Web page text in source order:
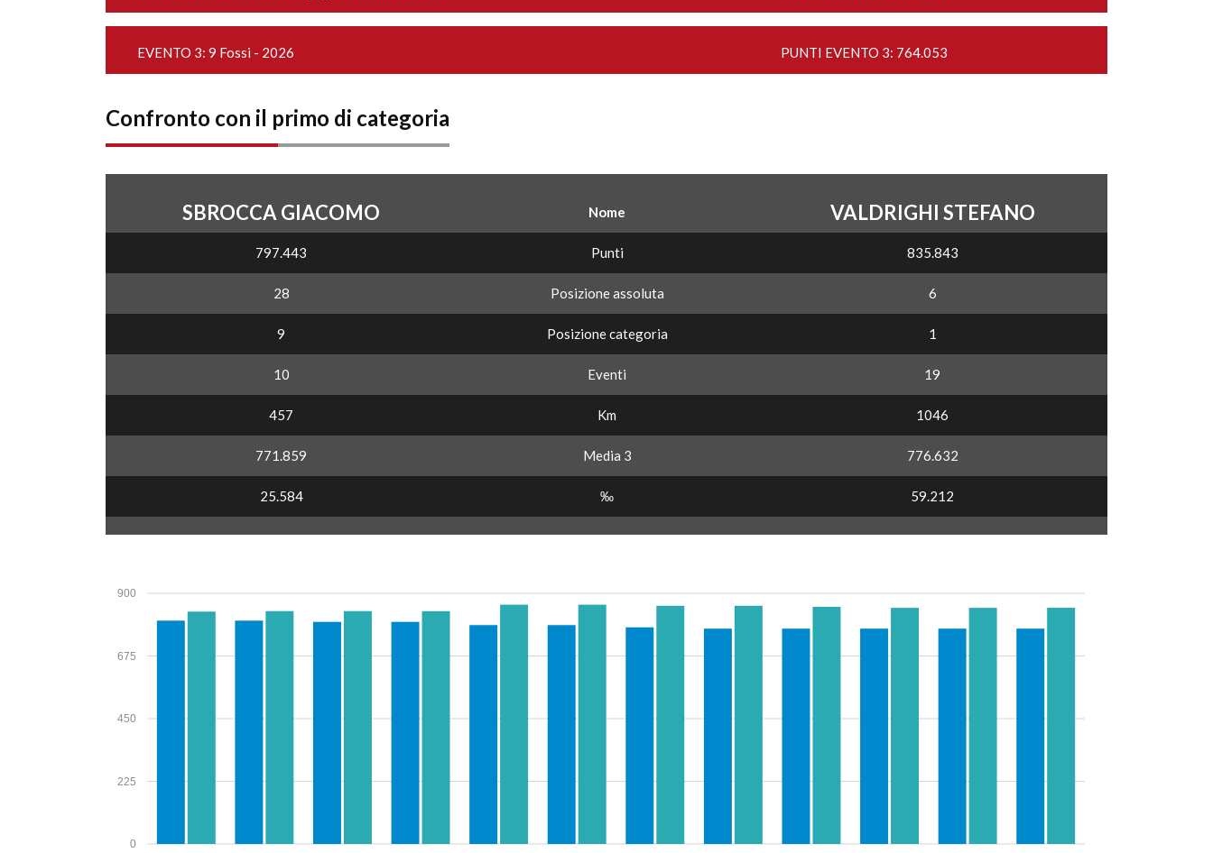
EVENTO 3: 9 Fossi - 2026 PUNTI EVENTO 3: 764.053
Confronto con il primo di categoria
SBROCCA GIACOMO Nome VALDRIGHI STEFANO
797.443 Punti 835.843
28 Posizione assoluta 6
9 Posizione categoria 1
10 Eventi 19
457 Km 1046
771.859 Media 3 776.632
25.584 ‰ 59.212
0
225
450
675
900